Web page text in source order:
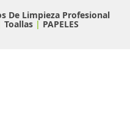
De Limpieza Profesional
Toallas| PAPELES